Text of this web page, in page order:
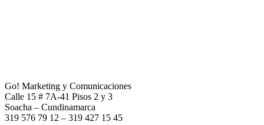
Go! Marketing y Comunicaciones
Calle 15 # 7A-41 Pisos 2 y 3
Soacha – Cundinamarca
319 576 79 12 – 319 427 15 45